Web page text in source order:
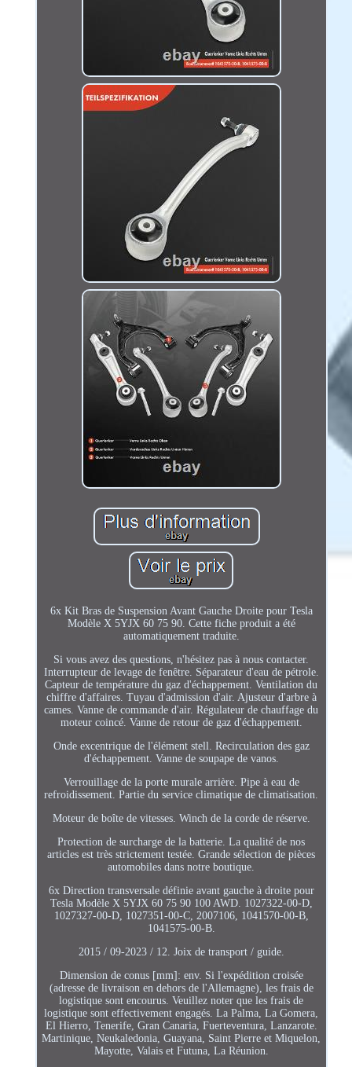
6x Kit Bras de Suspension Avant Gauche Droite pour Tesla
Modèle X 5YJX 60 75 90. Cette fiche produit a été
automatiquement traduite.
Si vous avez des questions, n'hésitez pas à nous contacter.
Interrupteur de levage de fenêtre. Séparateur d'eau de pétrole.
Capteur de température du gaz d'échappement. Ventilation du
chiffre d'affaires. Tuyau d'admission d'air. Ajusteur d'arbre à
cames. Vanne de commande d'air. Régulateur de chauffage du
moteur coincé. Vanne de retour de gaz d'échappement.
Onde excentrique de l'élément stell. Recirculation des gaz
d'échappement. Vanne de soupape de vanos.
Verrouillage de la porte murale arrière. Pipe à eau de
refroidissement. Partie du service climatique de climatisation.
Moteur de boîte de vitesses. Winch de la corde de réserve.
Protection de surcharge de la batterie. La qualité de nos
articles est très strictement testée. Grande sélection de pièces
automobiles dans notre boutique.
6x Direction transversale définie avant gauche à droite pour
Tesla Modèle X 5YJX 60 75 90 100 AWD. 1027322-00-D,
1027327-00-D, 1027351-00-C, 2007106, 1041570-00-B,
1041575-00-B.
2015 / 09-2023 / 12. Joix de transport / guide.
Dimension de conus [mm]: env. Si l'expédition croisée
(adresse de livraison en dehors de l'Allemagne), les frais de
logistique sont encourus. Veuillez noter que les frais de
logistique sont effectivement engagés. La Palma, La Gomera,
El Hierro, Tenerife, Gran Canaria, Fuerteventura, Lanzarote.
Martinique, Neukaledonia, Guayana, Saint Pierre et Miquelon,
Mayotte, Valais et Futuna, La Réunion.